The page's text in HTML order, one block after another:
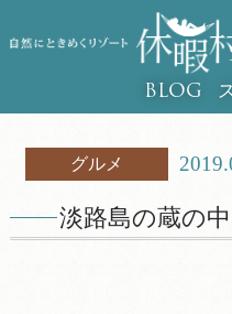
BLOG
グルメ
淡路島の蔵の